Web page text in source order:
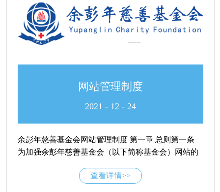
坚持党的基本路线、方针和政策；坚持正面宣传为
主，确保正确的舆论导向；坚持新闻发布工作服从服
务于基金会的工作大局；坚持实事求是，新闻发布的
内容要求及时、准确、客观、公正。第二章 新闻发言
问和召开记者会。第三条 新闻发言人人选的确立，是
由基金会理事会通过工作程序直接任命秘书长为新闻
发言人。新闻发言人需讲党性、讲政治、守规矩、有
新闻发言人配备必要的工作力量，配合开展相关工
作。第三章 新闻发言人的职责第四条 新闻发言人主要
负责基金会重大、敏感问题，全局性、综合性等信息
的对外发布。第五条 新闻发言人是基金会发布新闻信
网站管理制度
2021 - 12 - 24
余彭年慈善基金会网站管理制度 第一章 总则第一条
为加强余彭年慈善基金会（以下简称基金会）网站的
依照国家相关规定以及《余彭年慈善基金会章程》，
查看详情>>